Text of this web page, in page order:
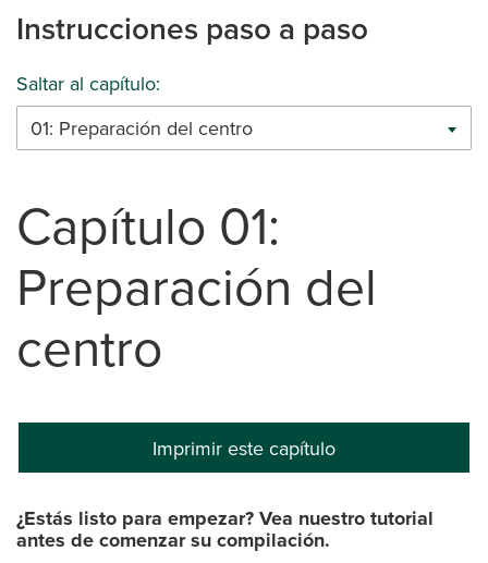
Instrucciones paso a paso
Saltar al capítulo:
01: Preparación del centro
Capítulo 01:
Preparación del
centro
Imprimir este capítulo
¿Estás listo para empezar? Vea nuestro tutorial
antes de comenzar su compilación.